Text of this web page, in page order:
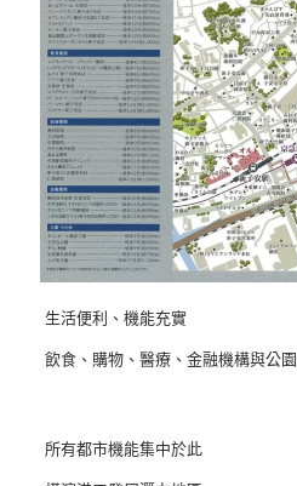
生活便利、機能充實
飲食、購物、醫療、金融機構與公
所有都市機能集中於此